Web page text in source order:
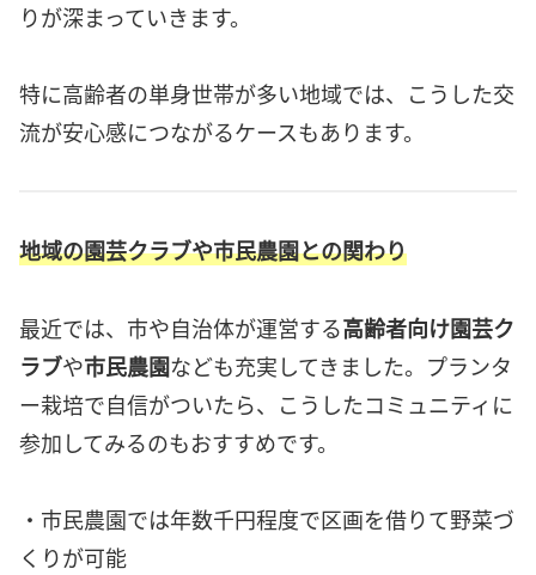
りが深まっていきます。
特に高齢者の単身世帯が多い地域では、こうした交
流が安心感につながるケースもあります。
地域の園芸クラブや市民農園との関わり
最近では、市や自治体が運営する高齢者向け園芸ク
ラブや市民農園なども充実してきました。プランタ
ー栽培で自信がついたら、こうしたコミュニティに
参加してみるのもおすすめです。
・市民農園では年数千円程度で区画を借りて野菜づ
くりが可能